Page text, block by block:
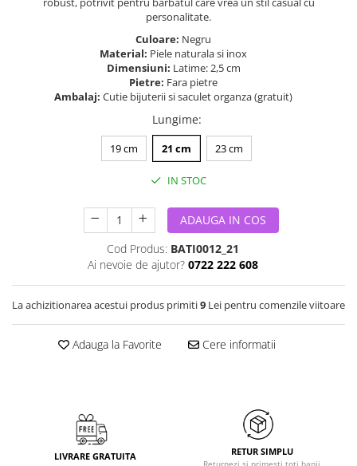
personalitate.
Culoare: Negru
Material: Piele naturala si inox
Dimensiuni: Latime: 2,5 cm
Pietre: Fara pietre
Ambalaj: Cutie bijuterii si saculet organza (gratuit)
Lungime:
19 cm 21 cm 23 cm
IN STOC
ADAUGA IN COS
Cod Produs: BATI0012_21
Ai nevoie de ajutor? 0722 222 608
La achizitionarea acestui produs primiti9 Lei pentru comenzile viitoare
Adauga la Favorite Cere informatii
LIVRARE GRATUITA RETUR SIMPLU
Returnezi si primesti toti banii